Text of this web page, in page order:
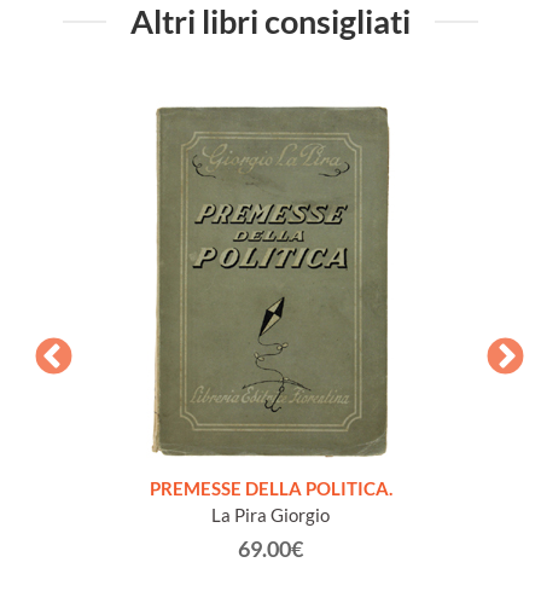
Altri libri consigliati
PREMESSE DELLA POLITICA.
La Pira Giorgio
69.00€